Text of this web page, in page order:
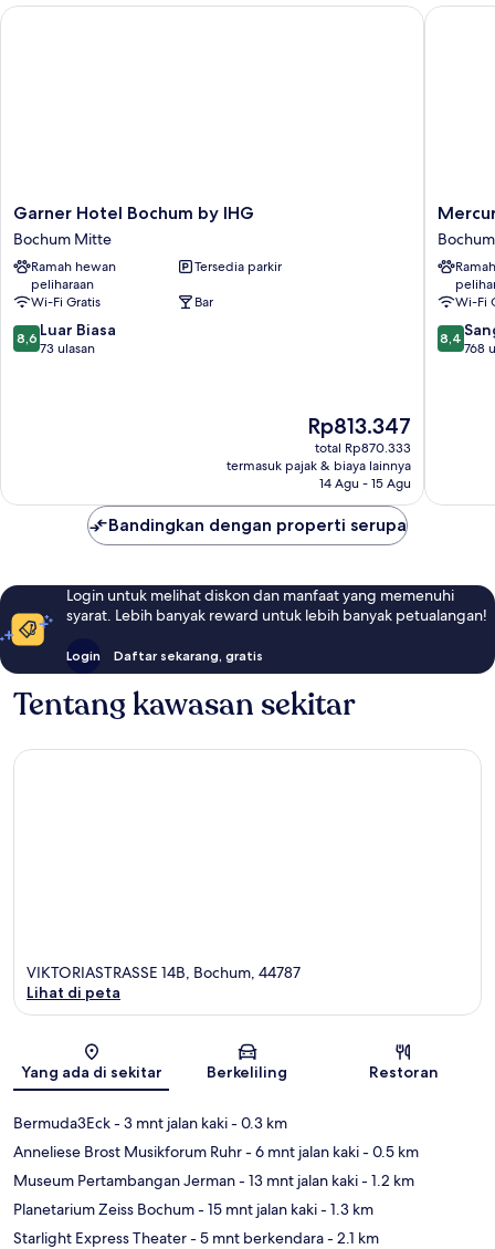
Tidur
Garner
Hotel
Bochum
by
IHG
Bochum
Mitte
Garner Hotel Bochum by IHG
Bochum Mitte
Ramah hewan
peliharaan
Tersedia parkir
Wi-Fi Gratis
Bar
8.6
dari
8,6 Luar Biasa
73 ulasan
Harga
sekarang
Rp813.347
Rp813.347
total Rp870.333
termasuk pajak & biaya lainnya
14 Agu - 15 Agu
Garner Hotel Bochum by IHG
Mercure
Hotel
Bochum
City
Bochum
Mitte
Wi-Fi
8.4
dari
8,4
768
Bandingkan dengan properti serupa
Login untuk melihat diskon dan manfaat yang memenuhi
syarat. Lebih banyak reward untuk lebih banyak petualangan!
Login Daftar sekarang, gratis
Tentang kawasan sekitar
Peta
VIKTORIASTRASSE 14B, Bochum, 44787
Lihat di peta
Yang ada di sekitar Berkeliling Restoran
Bermuda3Eck- 3 mnt jalan kaki- 0.3 km
Anneliese Brost Musikforum Ruhr- 6 mnt jalan kaki- 0.5 km
Museum Pertambangan Jerman- 13 mnt jalan kaki- 1.2 km
Planetarium Zeiss Bochum- 15 mnt jalan kaki- 1.3 km
Starlight Express Theater- 5 mnt berkendara- 2.1 km